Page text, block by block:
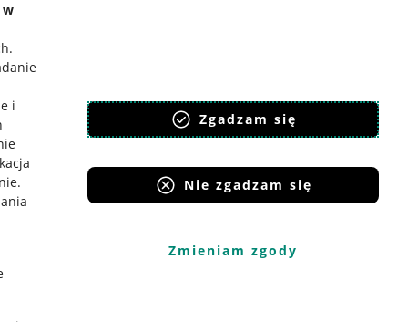
w
.
i
.
Zgadzam się
Nie zgadzam się
Zmieniam zgody